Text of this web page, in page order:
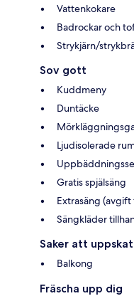
Vattenkokare
Badrockar och
Strykjärn/
Sov gott
Kuddmeny
Duntäcke
Ljudisolerade
Gratis spjälsäng
Extrasäng
Sängkläder
Saker att
Balkong
Fräscha upp dig